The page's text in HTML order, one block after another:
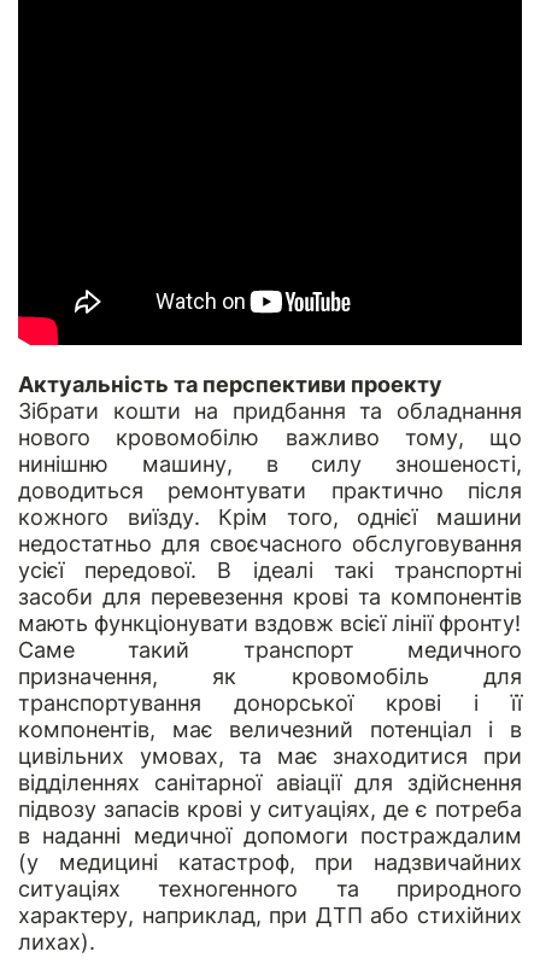
Актуальність та перспективи проекту
Зібрати кошти на придбання та обладнання
нового кровомобілю важливо тому, що
нинішню машину, в силу зношеності,
доводиться ремонтувати практично після
кожного виїзду. Крім того, однієї машини
недостатньо для своєчасного обслуговування
усієї передової. В ідеалі такі транспортні
засоби для перевезення крові та компонентів
мають функціонувати вздовж всієї лінії фронту!
Саме такий транспорт медичного
призначення, як кровомобіль для
транспортування донорської крові і її
компонентів, має величезний потенціал і в
цивільних умовах, та має знаходитися при
відділеннях санітарної авіації для здійснення
підвозу запасів крові у ситуаціях, де є потреба
в наданні медичної допомоги постраждалим
(у медицині катастроф, при надзвичайних
ситуаціях техногенного та природного
характеру, наприклад, при ДТП або стихійних
лихах).